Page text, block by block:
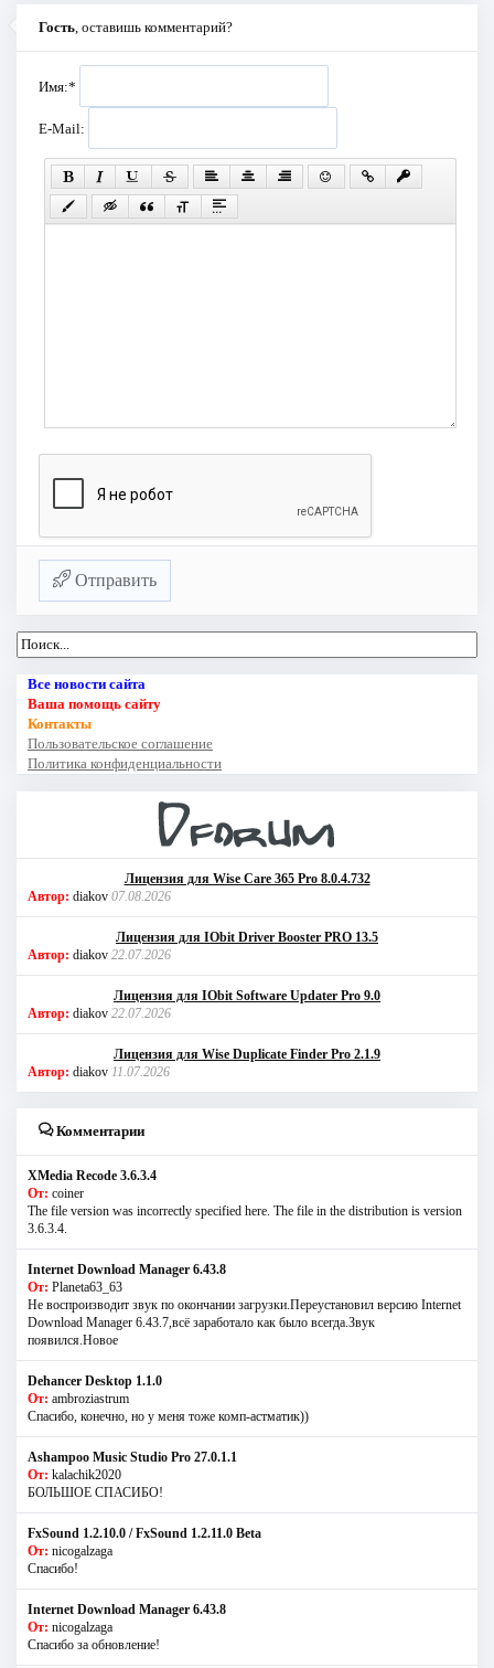
Гость , оставишь комментарий?
Имя:*
E-Mail:
Отправить
Все новости сайта
Ваша помощь сайту
Контакты
Пользовательское соглашение
Политика конфиденциальности
Лицензия для Wise Care 365 Pro 8.0.4.732
Автор: diakov 07.08.2026
Лицензия для IObit Driver Booster PRO 13.5
Автор: diakov 22.07.2026
Лицензия для IObit Software Updater Pro 9.0
Автор: diakov 22.07.2026
Лицензия для Wise Duplicate Finder Pro 2.1.9
Автор: diakov 11.07.2026
Комментарии
XMedia Recode 3.6.3.4
От: coiner
The file version was incorrectly specified here. The file in the distribution is version
3.6.3.4.
Internet Download Manager 6.43.8
От: Planeta63_63
Не воспроизводит звук по окончании загрузки.Переустановил версию Internet
Download Manager 6.43.7,всё заработало как было всегда.Звук
появился.Новое
Dehancer Desktop 1.1.0
От: ambroziastrum
Спасибо, конечно, но у меня тоже комп-астматик))
Ashampoo Music Studio Pro 27.0.1.1
От: kalachik2020
БОЛЬШОЕ СПАСИБО!
FxSound 1.2.10.0 / FxSound 1.2.11.0 Beta
От: nicogalzaga
Спасибо!
Internet Download Manager 6.43.8
От: nicogalzaga
Спасибо за обновление!